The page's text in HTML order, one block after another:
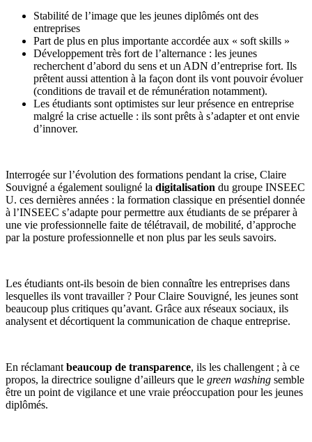
Stabilité de l’image que les jeunes diplômés ont des
entreprises
Part de plus en plus importante accordée aux « soft skills »
Développement très fort de l’alternance : les jeunes
recherchent d’abord du sens et un ADN d’entreprise fort. Ils
prêtent aussi attention à la façon dont ils vont pouvoir évoluer
(conditions de travail et de rémunération notamment).
Les étudiants sont optimistes sur leur présence en entreprise
malgré la crise actuelle : ils sont prêts à s’adapter et ont envie
d’innover.
Interrogée sur l’évolution des formations pendant la crise, Claire
Souvigné a également souligné la digitalisation du groupe INSEEC
U. ces dernières années : la formation classique en présentiel donnée
à l’INSEEC s’adapte pour permettre aux étudiants de se préparer à
une vie professionnelle faite de télétravail, de mobilité, d’approche
par la posture professionnelle et non plus par les seuls savoirs.
Les étudiants ont-ils besoin de bien connaître les entreprises dans
lesquelles ils vont travailler ? Pour Claire Souvigné, les jeunes sont
beaucoup plus critiques qu’avant. Grâce aux réseaux sociaux, ils
analysent et décortiquent la communication de chaque entreprise.
En réclamant beaucoup de transparence, ils les challengent ; à ce
propos, la directrice souligne d’ailleurs que le green washing semble
être un point de vigilance et une vraie préoccupation pour les jeunes
diplômés.